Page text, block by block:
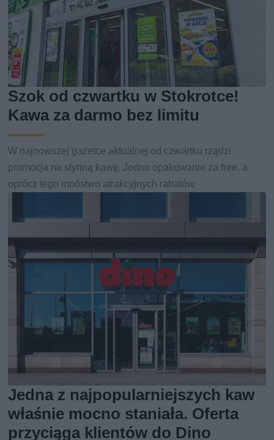
Szok od czwartku w Stokrotce!
Kawa za darmo bez limitu
W najnowszej gazetce aktualnej od czwartku rządzi
promocja na słynną kawę. Jedno opakowanie za free, a
oprócz tego mnóstwo atrakcyjnych rabatów.
Jedna z najpopularniejszych kaw
właśnie mocno staniała. Oferta
przyciąga klientów do Dino